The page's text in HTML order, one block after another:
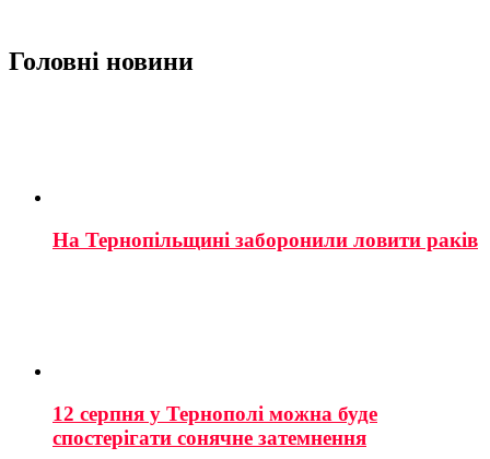
Головні новини
На Тернопільщині заборонили ловити раків
12 серпня у Тернополі можна буде
спостерігати сонячне затемнення